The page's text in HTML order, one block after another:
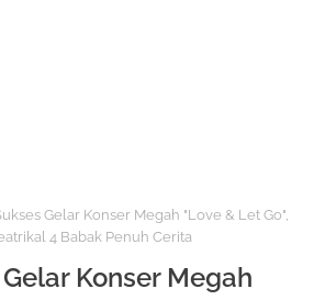
Gelar Konser Megah "Love & Let Go",
4 Babak Penuh Cerita
Konser Megah